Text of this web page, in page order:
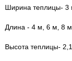
Ширина теплицы- 3
Длина - 4 м, 6 м, 8
Высота теплицы-